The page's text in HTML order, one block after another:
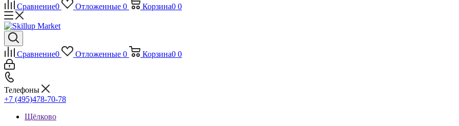
Сравнение0 Отложенные 0 Корзина0 0
Сравнение0 Отложенные 0 Корзина0 0
Телефоны
+7 (495)478-70-78
Щёлково